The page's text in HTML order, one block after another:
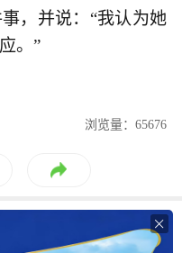
，并说：“我认为她
。”
浏览量：65676
